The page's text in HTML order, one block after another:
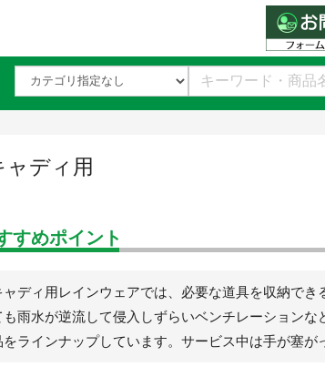
ャディ用
すめポイント
ャディ用レインウェアでは、必要な道具を収納で
も雨水が逆流して侵入しずらいベンチレーション
をラインナップしています。サービス中は手が塞が